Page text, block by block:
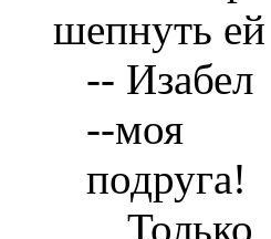
шепнуть
-- Изабел
--моя
подруга!
Только